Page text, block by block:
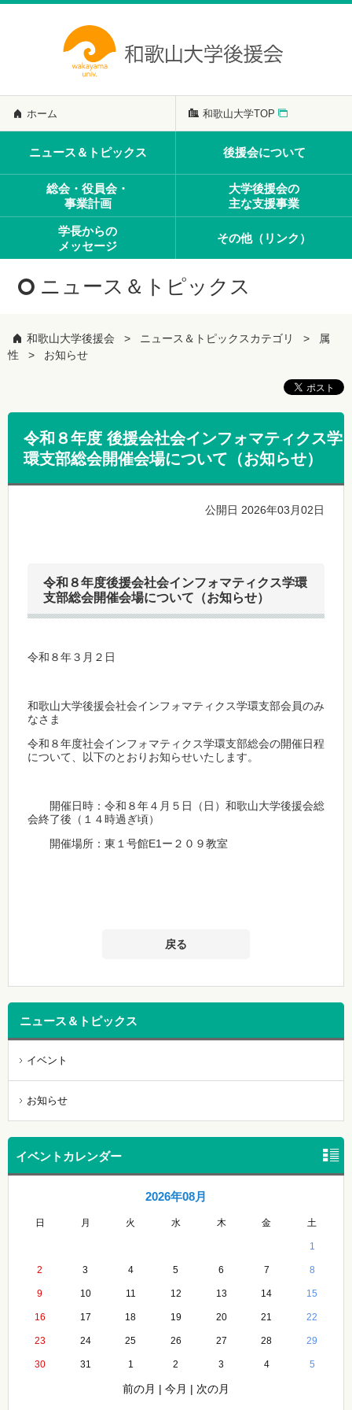
ホーム 和歌山大学TOP
ニュース＆トピックス 後援会について
総会・役員会・
事業計画
大学後援会の
主な支援事業
学長からの
メッセージ
その他（リンク）
ニュース＆トピックス
和歌山大学後援会 ニュース＆トピックスカテゴリ
属
性
お知らせ
令和８年度 後援会社会インフォマティクス学
環支部総会開催会場について（お知らせ）
公開日 2026年03月02日
令和８年度後援会社会インフォマティクス学環
支部総会開催会場について（お知らせ）
令和８年３月２日
和歌山大学後援会社会インフォマティクス学環支部会員のみ
なさま
令和８年度社会インフォマティクス学環支部総会の開催日程
について、以下のとおりお知らせいたします。
開催日時：令和８年４月５日（日）和歌山大学後援会総
会終了後（１４時過ぎ頃）
開催場所：東１号館E1ー２０９教室
戻る
ニュース＆トピックス
イベント
お知らせ
イベントカレンダー
2026年08月
日 月 火 水 木 金 土
1
2 3 4 5 6 7 8
9 10 11 12 13 14 15
16 17 18 19 20 21 22
23 24 25 26 27 28 29
30 31 1 2 3 4 5
前の月 | 今月 | 次の月